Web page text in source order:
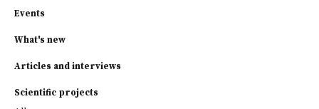
Events
What's new
Articles and interviews
Scientific projects